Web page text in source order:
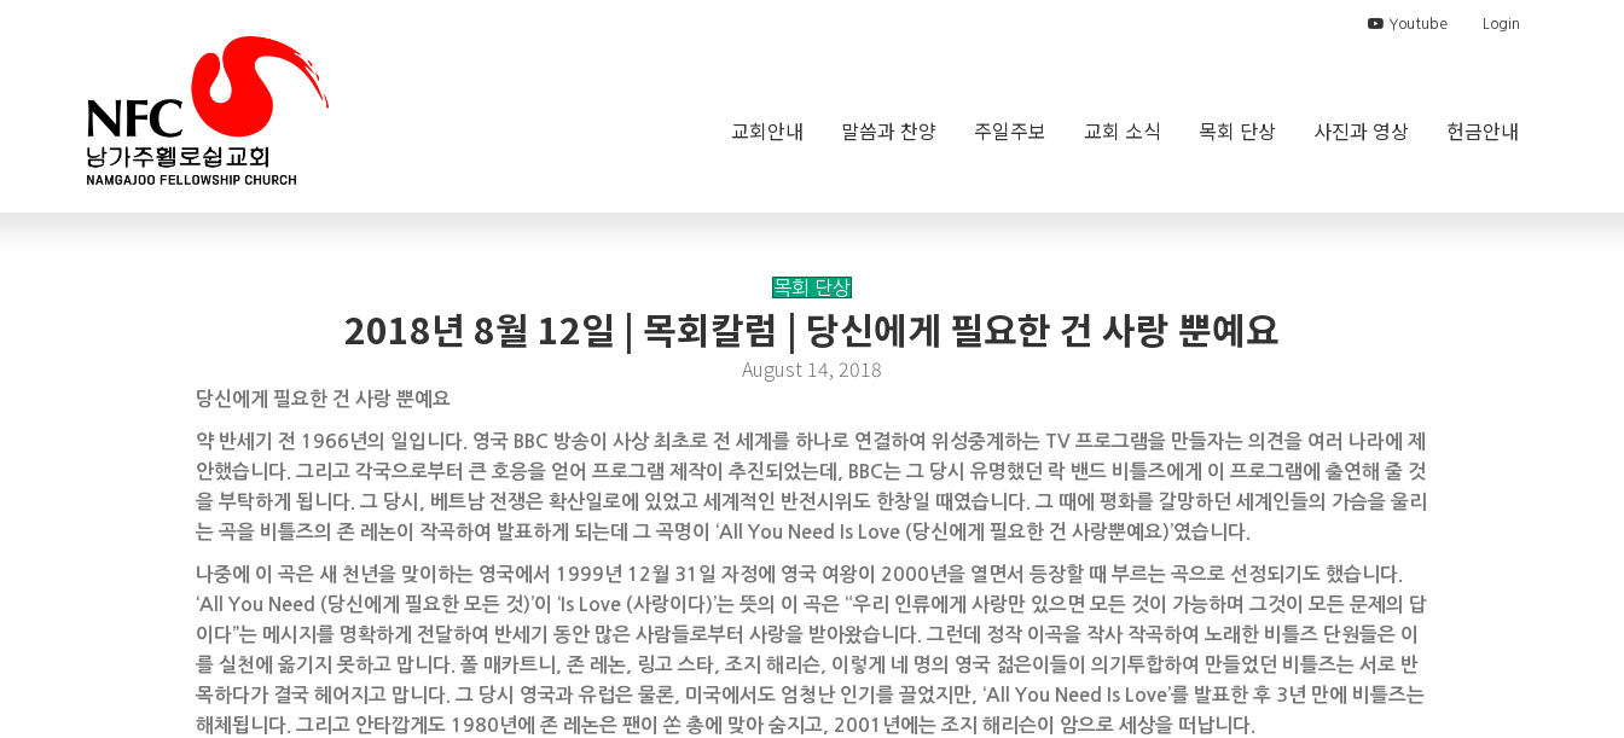
Youtube Login
교회안내 말씀과 찬양 주일주보 교회 소식 목회 단상 사진과 영상 헌금안내
목회 단상
2018년 8월 12일 | 목회칼럼 | 당신에게 필요한 건 사랑 뿐예요
August 14, 2018
당신에게 필요한 건 사랑 뿐예요
약 반세기 전 1966년의 일입니다. 영국 BBC 방송이 사상 최초로 전 세계를 하나로 연결하여 위성중계하는 TV 프로그램을 만들자는 의견을 여러 나라에 제
안했습니다. 그리고 각국으로부터 큰 호응을 얻어 프로그램 제작이 추진되었는데, BBC는 그 당시 유명했던 락 밴드 비틀즈에게 이 프로그램에 출연해 줄 것
을 부탁하게 됩니다. 그 당시, 베트남 전쟁은 확산일로에 있었고 세계적인 반전시위도 한창일 때였습니다. 그 때에 평화를 갈망하던 세계인들의 가슴을 울리
는 곡을 비틀즈의 존 레논이 작곡하여 발표하게 되는데 그 곡명이 ‘All You Need Is Love (당신에게 필요한 건 사랑뿐예요)’였습니다.
나중에 이 곡은 새 천년을 맞이하는 영국에서 1999년 12월 31일 자정에 영국 여왕이 2000년을 열면서 등장할 때 부르는 곡으로 선정되기도 했습니다.
‘All You Need (당신에게 필요한 모든 것)’이 ‘Is Love (사랑이다)’는 뜻의 이 곡은 “우리 인류에게 사랑만 있으면 모든 것이 가능하며 그것이 모든 문제의 답
이다”는 메시지를 명확하게 전달하여 반세기 동안 많은 사람들로부터 사랑을 받아왔습니다. 그런데 정작 이곡을 작사 작곡하여 노래한 비틀즈 단원들은 이
를 실천에 옮기지 못하고 맙니다. 폴 매카트니, 존 레논, 링고 스타, 조지 해리슨, 이렇게 네 명의 영국 젊은이들이 의기투합하여 만들었던 비틀즈는 서로 반
목하다가 결국 헤어지고 맙니다. 그 당시 영국과 유럽은 물론, 미국에서도 엄청난 인기를 끌었지만, ‘All You Need Is Love’를 발표한 후 3년 만에 비틀즈는
해체됩니다. 그리고 안타깝게도 1980년에 존 레논은 팬이 쏜 총에 맞아 숨지고, 2001년에는 조지 해리슨이 암으로 세상을 떠납니다.